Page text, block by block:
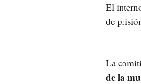
El
de
La
de la